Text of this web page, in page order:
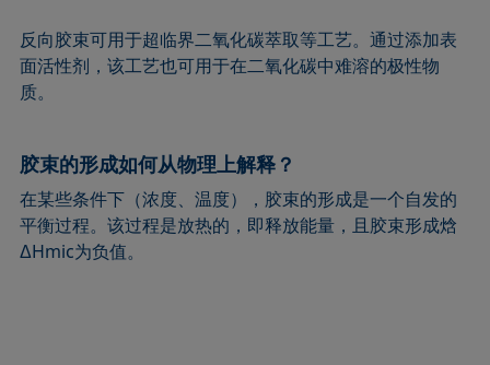
反向胶束可用于超临界二氧化碳萃取等工艺。通过添加表
面活性剂，该工艺也可用于在二氧化碳中难溶的极性物
质。
胶束的形成如何从物理上解释？
在某些条件下（浓度、温度），胶束的形成是一个自发的
平衡过程。该过程是放热的，即释放能量，且胶束形成焓
ΔHmic为负值。